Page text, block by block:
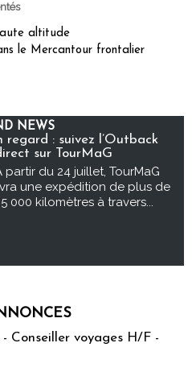
altitude
le Mercantour frontalier
NEWS
regard : suivez l’Outback
sur TourMaG
partir du 24 juillet, TourMaG
une expédition de plus de
5 000 kilomètres à travers...
Conseiller voyages H/F -